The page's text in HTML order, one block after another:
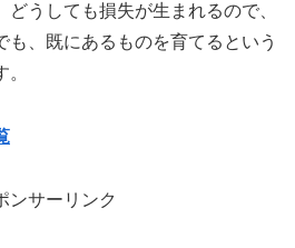
うしても損失が生まれるので、
も、既にあるものを育てるという
ンサーリンク